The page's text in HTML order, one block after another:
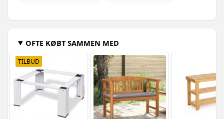
OFTE KØBT SAMMEN MED
TILBUD